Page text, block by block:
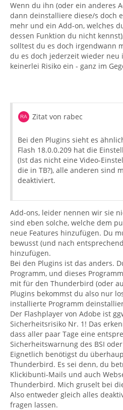
Wenn du ihn (oder ein anderes
dann deinstalliere diese/s doch
mehr und ein Add-on, welches
dessen Funktion du nicht
solltest du es doch irgendwann
du es doch jederzeit wieder neu
keinerlei Risiko ein - ganz im
Zitat von rabec
Bei den Plugins sieht es
Flash 18.0.0.209 hat die
(Ist das nicht eine Video-
die in TB?), alle anderen sind
deaktiviert.
Add-ons, leider nennen wir sie
sind eben solche, welche dem
neue Features hinzufügen. Du
bewusst (und nach
hinzufügen.
Bei den Plugins ist das anders.
Programm, und dieses
mit für den Thunderbird (oder
Plugins bekommst du also nur
installierte Programm
Der Flashplayer von Adobe ist
Sicherheitsrisiko Nr. 1! Das
dass aller paar Tage eine
Sicherheitswarnung des BSI
Eignetlich benötigst du
Thunderbird. Es sei denn, du
Klickibunti-Mails und auch
Thunderbird. Mich gruselt bei
Also entweder gleich alles
fragen lassen.